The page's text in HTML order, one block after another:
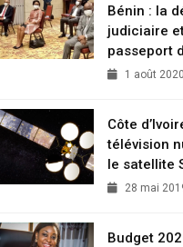
Bénin : la
judiciaire
passeport
1 août 2020
Côte
télévision
le satellite
28 mai
Budget